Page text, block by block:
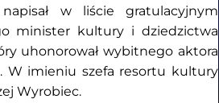
w liście gratulacyjnym
minister kultury i dziedzictwa
uhonorował wybitnego aktora
W imieniu szefa resortu kultury
Wyrobiec.